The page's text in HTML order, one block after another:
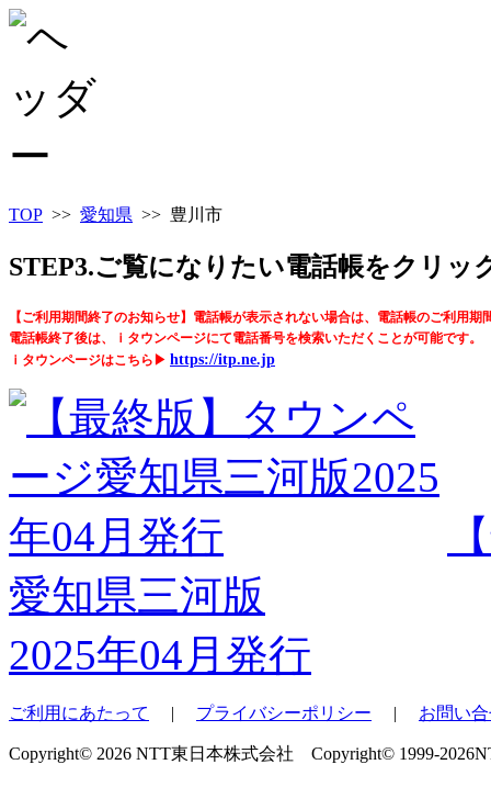
TOP >> 愛知県 >> 豊川市
STEP3.ご覧になりたい電話帳をクリッ
【ご利用期間終了のお知らせ】電話帳が表示されない場合は、電話帳のご利用期
電話帳終了後は、ｉタウンページにて電話番号を検索いただくことが可能です。
ｉタウンページはこちら▶ https://itp.ne.jp
愛知県三河版
2025年04月発行
ご利用にあたって | プライバシーポリシー | お問い
Copyright© 2026 NTT東日本株式会社 Copyright© 1999-